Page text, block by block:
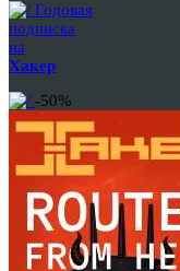
Годовая
подписка
на
Хакер
-50%